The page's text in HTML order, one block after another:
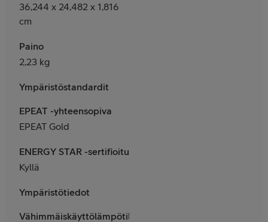
36,244 x 24,482 x 1,816
cm
Paino
2,23 kg
Ympäristöstandardit
EPEAT -yhteensopiva
EPEAT Gold
ENERGY STAR -sertifioitu
Kyllä
Ympäristötiedot
Vähimmäiskäyttölämpötila